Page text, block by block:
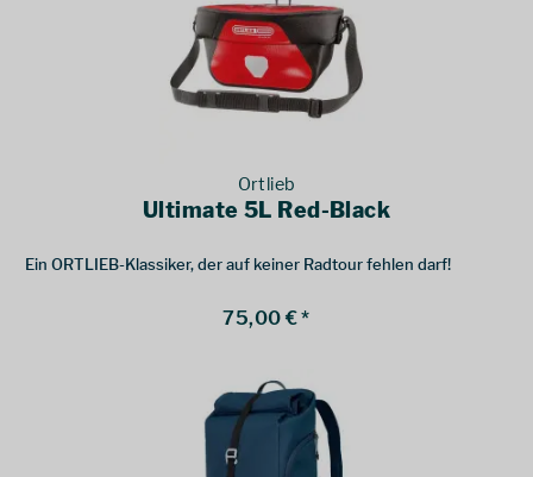
Ortlieb
Ultimate 5L Red-Black
Ein ORTLIEB-Klassiker, der auf keiner Radtour fehlen darf!
75,00 € *